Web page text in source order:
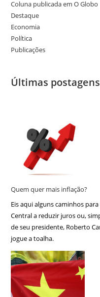
Coluna publicada em O Globo
Destaque
Economia
Política
Publicações
Últimas postagens
Quem quer mais inflação?
Eis aqui alguns caminhos
Central a reduzir juros ou,
de seu presidente, Roberto
jogue a toalha.